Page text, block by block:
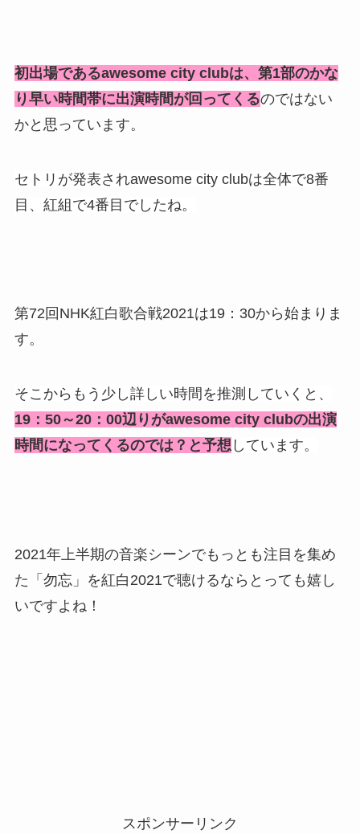
初出場であるawesome city clubは、第1部のかな
り早い時間帯に出演時間が回ってくるのではない
かと思っています。
セトリが発表されawesome city clubは全体で8番
目、紅組で4番目でしたね。
第72回NHK紅白歌合戦2021は19：30から始まりま
す。
そこからもう少し詳しい時間を推測していくと、
19：50～20：00辺りがawesome city clubの出演
時間になってくるのでは？と予想しています。
2021年上半期の音楽シーンでもっとも注目を集め
た「勿忘」を紅白2021で聴けるならとっても嬉し
いですよね！
スポンサーリンク